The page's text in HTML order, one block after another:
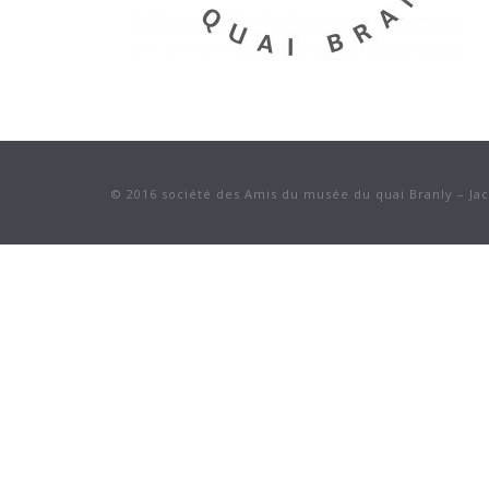
© 2016 société des Amis du musée du quai Branly –